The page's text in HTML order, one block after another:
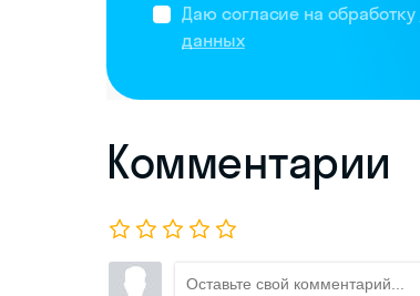
Даю согласие на обработку
данных
Комментарии